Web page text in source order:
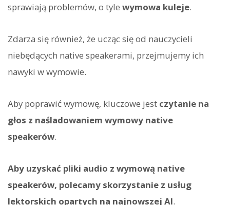
sprawiają problemów, o tyle wymowa kuleje.
Zdarza się również, że ucząc się od nauczycieli
niebędących native speakerami, przejmujemy ich
nawyki w wymowie.
Aby poprawić wymowę, kluczowe jest czytanie na
głos z naśladowaniem wymowy native
speakerów.
Aby uzyskać pliki audio z wymową native
speakerów, polecamy skorzystanie z usług
lektorskich opartych na najnowszej AI.